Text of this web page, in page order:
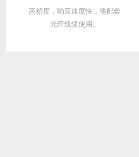
高精度，响应速度快，需配套
光纤线缆使用。